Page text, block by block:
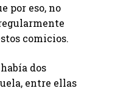
por eso, no
comicios.
dos
entre ellas